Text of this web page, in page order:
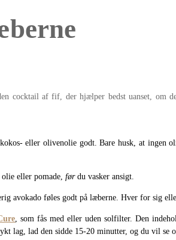
cocktail af fif, der hjælper bedst uanset, om
eller olivenolie godt. Bare husk, at ingen
eller pomade, førdu vasker ansigt.
avokado føles godt på læberne. Hver for sig
, som fås med eller uden solfilter. Den
lag, lad den sidde 15-20 minutter, og du vil